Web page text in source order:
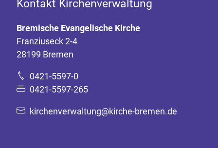
Kontakt Kirchenverwaltung
Bremische Evangelische Kirche
Franziuseck 2-4
28199 Bremen
0421-5597-0
0421-5597-265
kirchenverwaltung@kirche-bremen.de